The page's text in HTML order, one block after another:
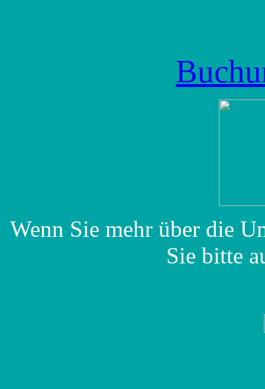
Wenn Sie mehr über die
Sie bitte